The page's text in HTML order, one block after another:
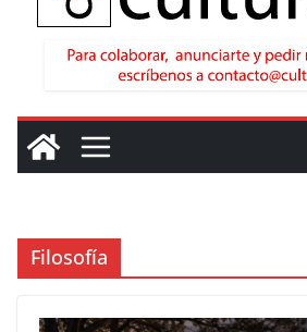
Filosofía